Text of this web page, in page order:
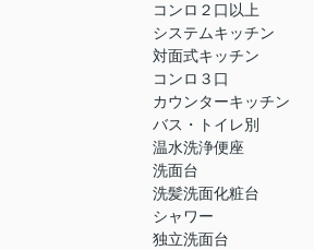
コンロ２口以上
システムキッチン
対面式キッチン
コンロ３口
カウンターキッチン
バス・トイレ別
温水洗浄便座
洗面台
洗髪洗面化粧台
シャワー
独立洗面台